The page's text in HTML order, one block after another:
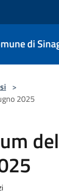
di
>
2025